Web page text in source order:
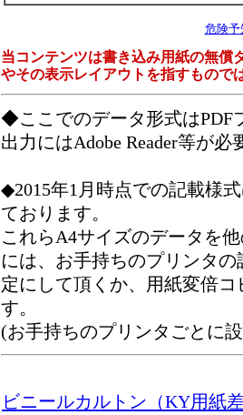
危険予
当コンテンツは書き込み用紙の無償
やその表示レイアウトを指すもので
◆ここでのデータ形式はPDF
出力にはAdobe Reader等が必
◆2015年1月時点での記載様
ております。
これらA4サイズのデータを
には、お手持ちのプリンタ
定にして頂くか、用紙変倍
す。
(お手持ちのプリンタごとに
ビニールカルトン（KY用紙